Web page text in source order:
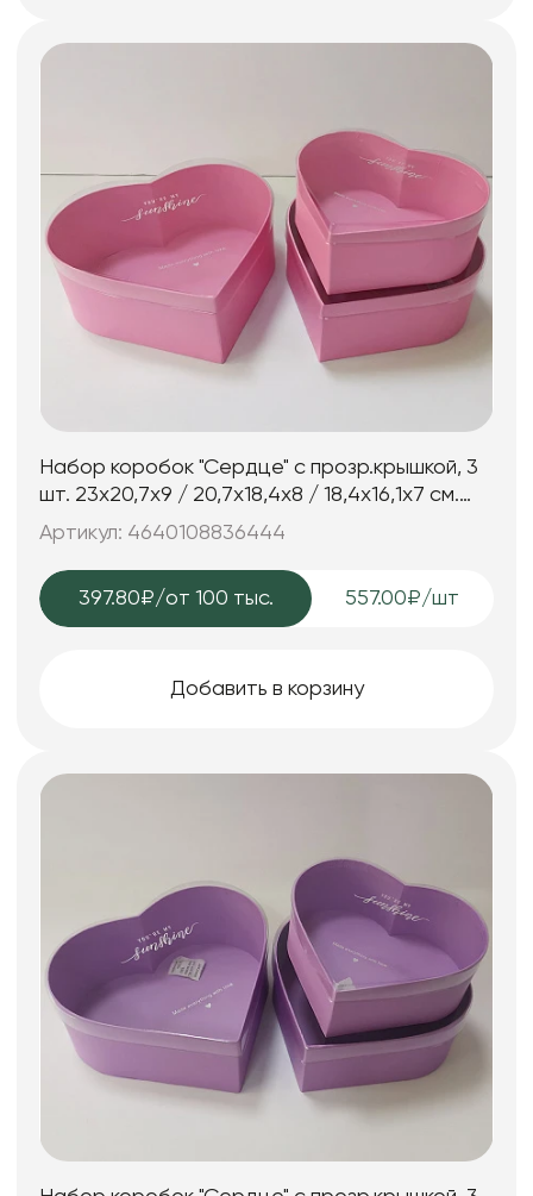
Набор коробок "Сердце" с прозр.крышкой, 3
шт. 23x20,7x9 / 20,7x18,4x8 / 18,4x16,1x7 см.
роз-лиловый
Артикул: 4640108836444
397.80₽/от 100 тыс. 557.00₽/шт
Добавить в корзину